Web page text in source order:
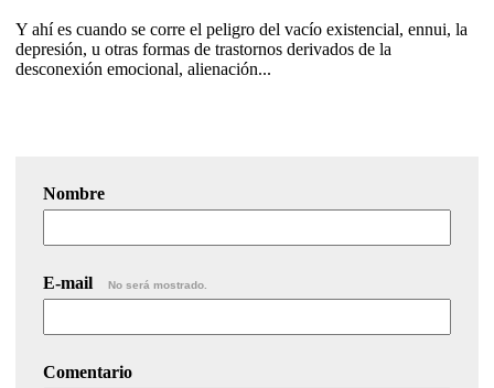
Y ahí es cuando se corre el peligro del vacío existencial, ennui, la
depresión, u otras formas de trastornos derivados de la
desconexión emocional, alienación...
Nombre
E-mail No será mostrado.
Comentario